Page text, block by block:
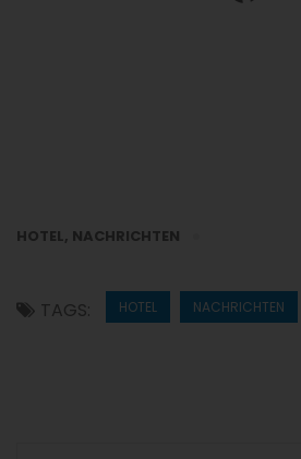
HOTEL, NACHRICHTEN
TAGS: HOTEL NACHRICHTEN